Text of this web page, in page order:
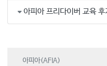
아피아 프리다이버 교육 후
아피아(AFIA)